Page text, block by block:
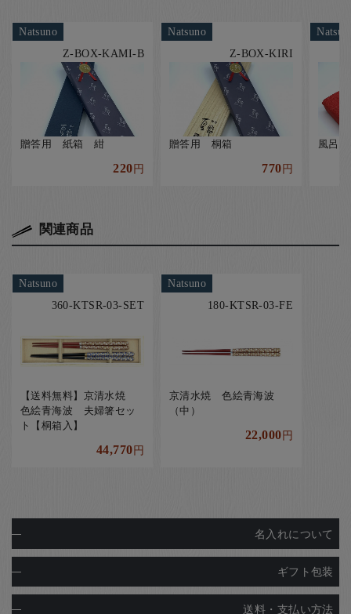
Natsuno
Z-BOX-KAMI-B
贈答用 紙箱 紺
220円
Natsuno
Z-BOX-KIRI
贈答用 桐箱
770円
風呂
関連商品
Natsuno
360-KTSR-03-SET
【送料無料】京清水焼
色絵青海波 夫婦箸セッ
ト【桐箱入】
44,770円
Natsuno
180-KTSR-03-FE
京清水焼 色絵青海波
（中）
22,000円
名入れについて
ギフト包装
送料・支払い方法